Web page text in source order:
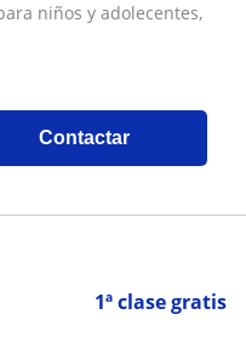
niños y adolecentes,
Contactar
1ª clase gratis